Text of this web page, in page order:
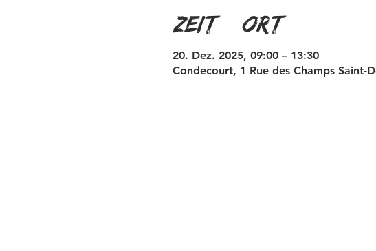
Zeit & Ort
20. Dez. 2025, 09:00 – 13:30
Condecourt, 1 Rue des Champs Saint-